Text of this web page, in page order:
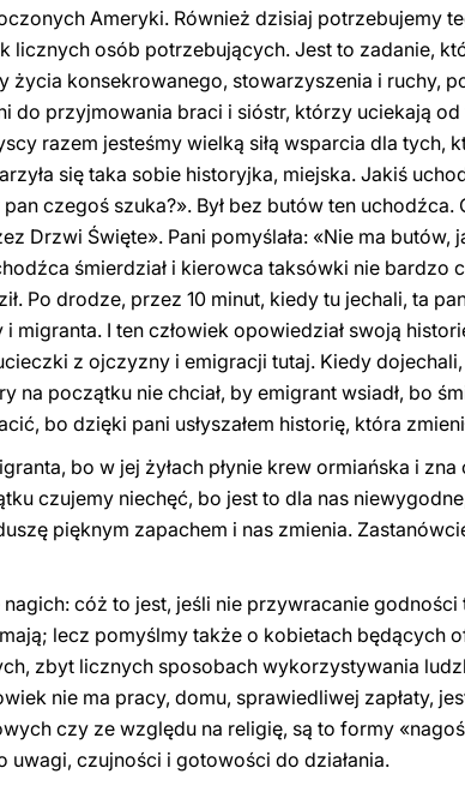
Ameryki. Również dzisiaj potrzebujemy
licznych osób potrzebujących. Jest to zadanie,
życia konsekrowanego, stowarzyszenia i ruchy,
do przyjmowania braci i sióstr, którzy uciekają
razem jesteśmy wielką siłą wsparcia dla tych,
się taka sobie historyjka, miejska. Jakiś
czegoś szuka?». Był bez butów ten uchodźca.
Drzwi Święte». Pani pomyślała: «Nie ma butów,
śmierdział i kierowca taksówki nie bardzo
Po drodze, przez 10 minut, kiedy tu jechali, ta
I ten człowiek opowiedział swoją
z ojczyzny i emigracji tutaj. Kiedy
początku nie chciał, by emigrant wsiadł, bo
bo dzięki pani usłyszałem historię, która
bo w jej żyłach płynie krew ormiańska i
czujemy niechęć, bo jest to dla nas
pięknym zapachem i nas zmienia.
cóż to jest, jeśli nie przywracanie godności
lecz pomyślmy także o kobietach będących
zbyt licznych sposobach wykorzystywania
nie ma pracy, domu, sprawiedliwej zapłaty,
czy ze względu na religię, są to formy
uwagi, czujności i gotowości do działania.